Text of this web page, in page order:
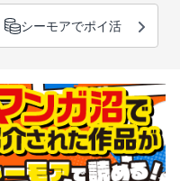
シーモアでポイ活